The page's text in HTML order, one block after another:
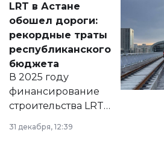
документ
появился в базе
нормативных
правовых актов и
на сайте маслихат
города.
LRT в Астане
обошел дороги:
рекордные траты
республиканского
бюджета
В 2025 году
финансирование
строительства LRT
в Астане из
республиканского
31 декабря, 12:39